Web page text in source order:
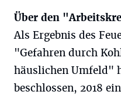
Über den
Als Ergebnis des
"Gefahren durch
häuslichen Umfeld"
beschlossen, 2018